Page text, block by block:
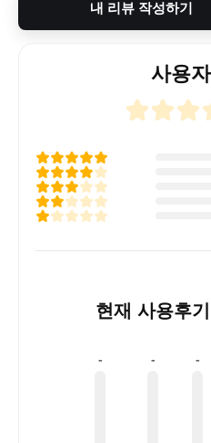
내 리뷰 작성하기
사용
현재 사용후
- - -